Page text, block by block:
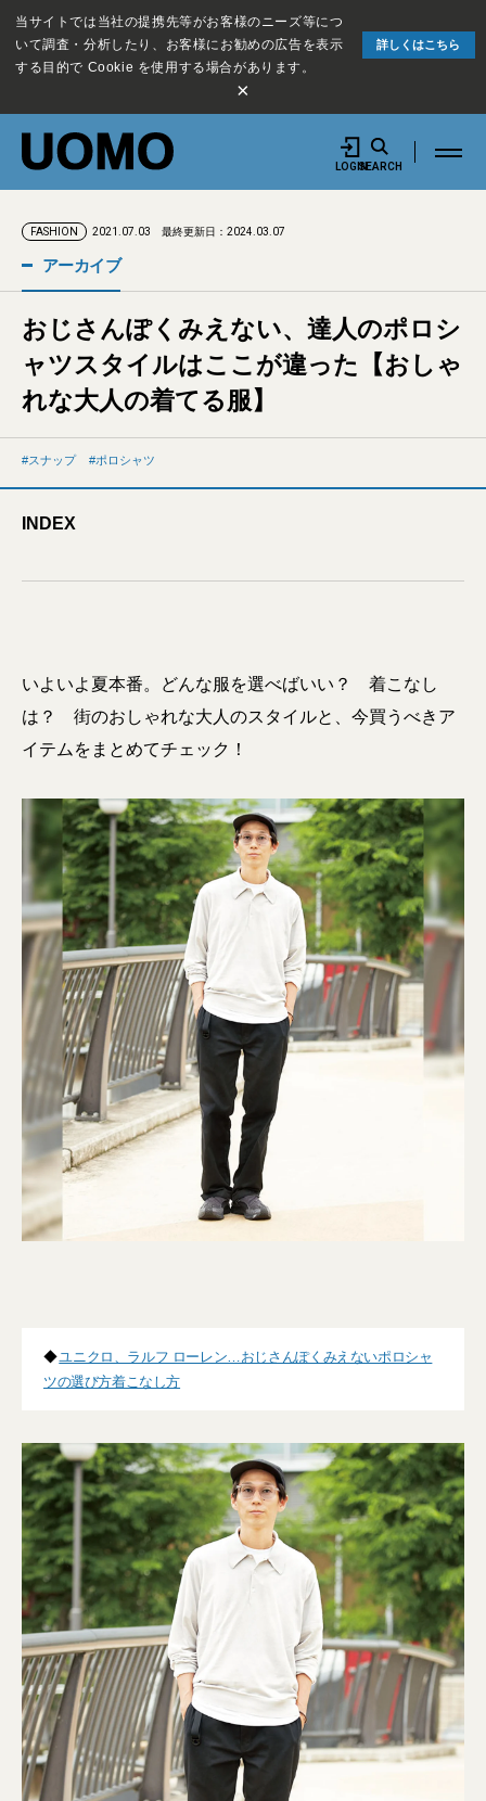
当サイトでは当社の提携先等がお客様のニーズ等につ
いて調査・分析したり、お客様にお勧めの広告を表示
する目的で Cookie を使用する場合があります。
詳しくはこちら
×
LOGINSEARCH
FASHION 2021.07.03 最終更新日：2024.03.07
アーカイブ
おじさんぽくみえない、達人のポロシ
ャツスタイルはここが違った【おしゃ
れな大人の着てる服】
スナップ ポロシャツ
INDEX
いよいよ夏本番。どんな服を選べばいい？ 着こなし
は？ 街のおしゃれな大人のスタイルと、今買うべきア
イテムをまとめてチェック！
◆ユニクロ、ラルフ ローレン…おじさんぽくみえないポロシャ
ツの選び方着こなし方